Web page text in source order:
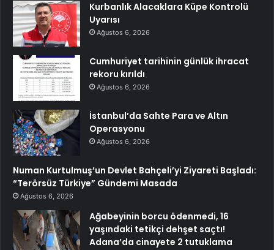
Kurbanlık Alacaklara Küpe Kontrolü
Uyarısı
Ağustos 6, 2026
Cumhuriyet tarihinin günlük ihracat
rekoru kırıldı
Ağustos 6, 2026
İstanbul’da Sahte Para ve Altın
Operasyonu
Ağustos 6, 2026
Numan Kurtulmuş’un Devlet Bahçeli’yi Ziyareti Başladı:
“Terörsüz Türkiye” Gündemi Masada
Ağustos 6, 2026
Ağabeyinin borcu ödenmedi, 16
yaşındaki tetikçi dehşet saçtı!
Adana’da cinayete 2 tutuklama